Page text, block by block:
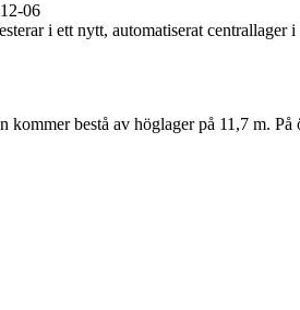
06
i ett nytt, automatiserat
kommer bestå av höglager på 11,7 m.